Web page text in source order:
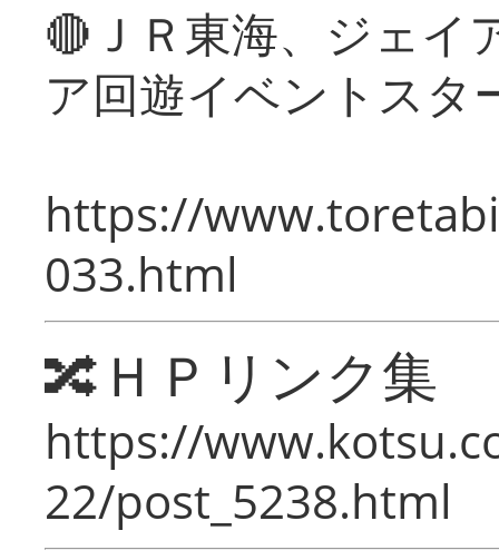
🔴ＪＲ東海、ジェイ
ア回遊イベントスタ
https://
033.html
🔀ＨＰリンク集
https://
22/post_5238.html